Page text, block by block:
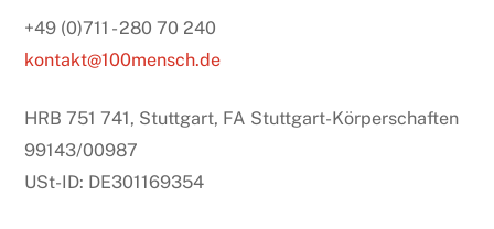
+49 (0)711 - 280 70 240
kontakt@100mensch.de
HRB 751 741, Stuttgart, FA Stuttgart-Körperschaften
99143/00987
USt-ID: DE301169354